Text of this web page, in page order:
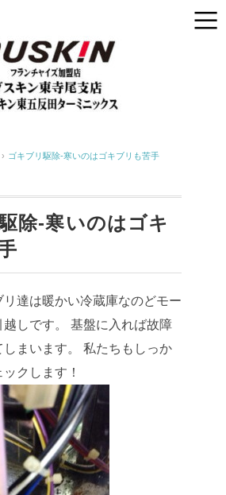
› ゴキブリ駆除-寒いのはゴキブリも苦手
除-寒いのはゴキ
リ達は暖かい冷蔵庫なのどモー
越しです。 基盤に入れば故障
まいます。 私たちもしっか
クします！